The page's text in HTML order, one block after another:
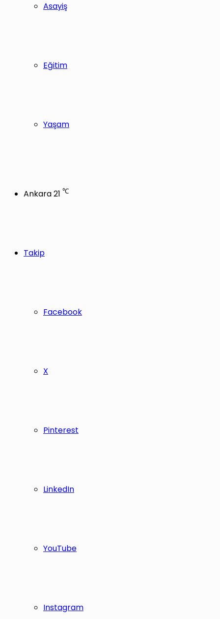
Asayiş
Eğitim
Yaşam
Ankara21 ℃
Takip
Facebook
X
Pinterest
LinkedIn
YouTube
Instagram